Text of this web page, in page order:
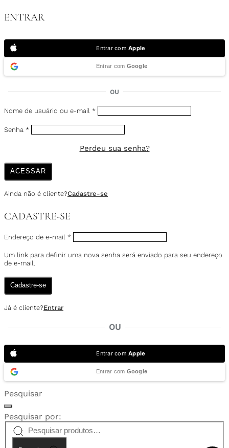
ENTRAR
Entrar comApple
Entrar com Google
OU
Nome de usuário ou e-mail *
Senha *
Perdeu sua senha?
ACESSAR
Ainda não é cliente?Cadastre-se
CADASTRE-SE
Endereço de e-mail *
Um link para definir uma nova senha será enviado para seu endereço
de e-mail.
Cadastre-se
Já é cliente?Entrar
OU
Entrar comApple
Entrar com Google
Pesquisar
Pesquisar por: